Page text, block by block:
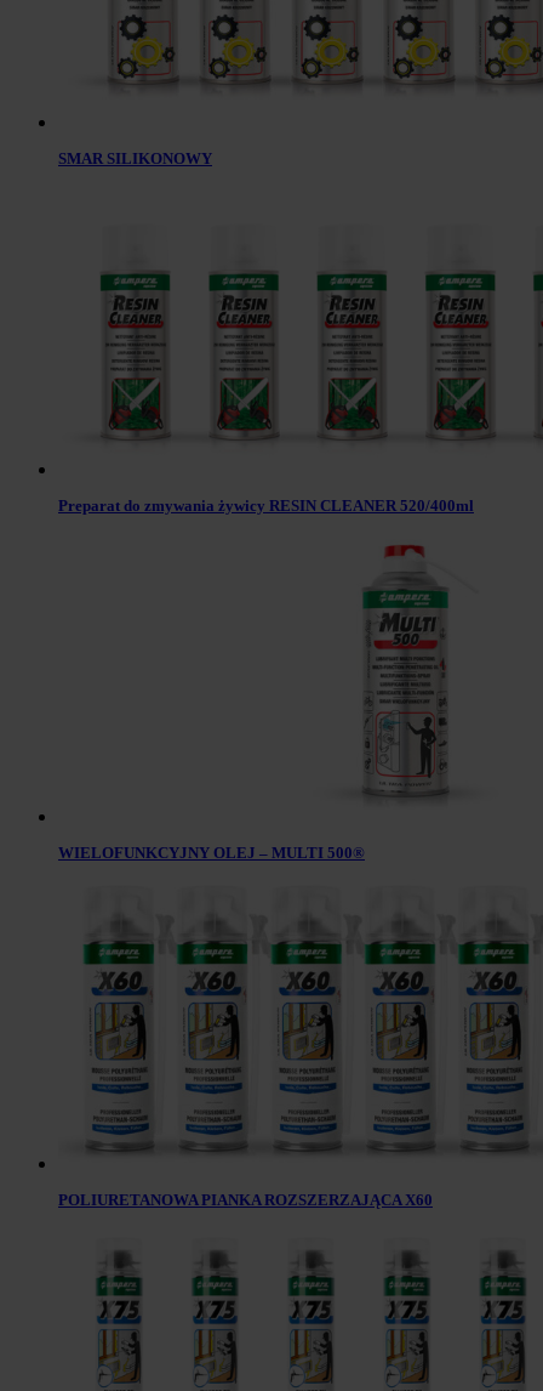
SMAR SILIKONOWY
Preparat do zmywania żywicy RESIN CLEANER 520/400ml
WIELOFUNKCYJNY OLEJ – MULTI 500®
POLIURETANOWA PIANKA ROZSZERZAJĄCA X60